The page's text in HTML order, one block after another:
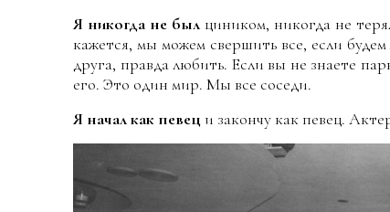
Я никогда не был циником, никогда не
кажется, мы можем свершить все, если
друга, правда любить. Если вы не знаете
его. Это один мир. Мы все соседи.
Я начал как певец и закончу как певец.